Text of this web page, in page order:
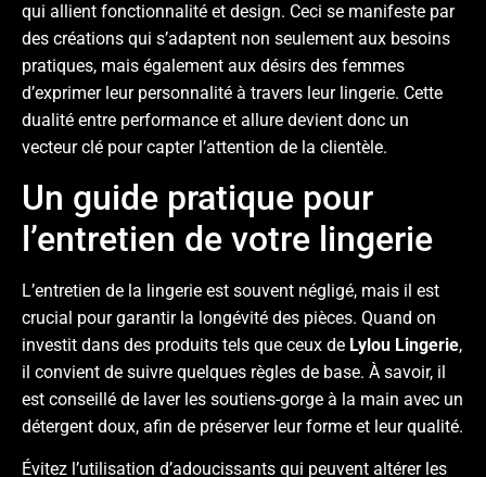
qui allient fonctionnalité et design. Ceci se manifeste par
des créations qui s’adaptent non seulement aux besoins
pratiques, mais également aux désirs des femmes
d’exprimer leur personnalité à travers leur lingerie. Cette
dualité entre performance et allure devient donc un
vecteur clé pour capter l’attention de la clientèle.
Un guide pratique pour
l’entretien de votre lingerie
L’entretien de la lingerie est souvent négligé, mais il est
crucial pour garantir la longévité des pièces. Quand on
investit dans des produits tels que ceux de Lylou Lingerie,
il convient de suivre quelques règles de base. À savoir, il
est conseillé de laver les soutiens-gorge à la main avec un
détergent doux, afin de préserver leur forme et leur qualité.
Évitez l’utilisation d’adoucissants qui peuvent altérer les